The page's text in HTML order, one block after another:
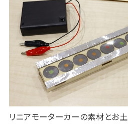
リニアモーターカーの素材とお